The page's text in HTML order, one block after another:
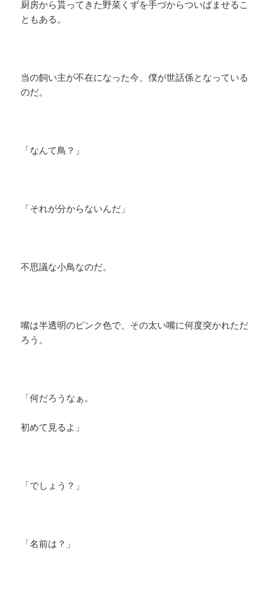
厨房から貰ってきた野菜くずを手づからついばませるこ
ともある。
当の飼い主が不在になった今、僕が世話係となっている
のだ。
「なんて鳥？」
「それが分からないんだ」
不思議な小鳥なのだ。
嘴は半透明のピンク色で、その太い嘴に何度突かれただ
ろう。
「何だろうなぁ。
初めて見るよ」
「でしょう？」
「名前は？」